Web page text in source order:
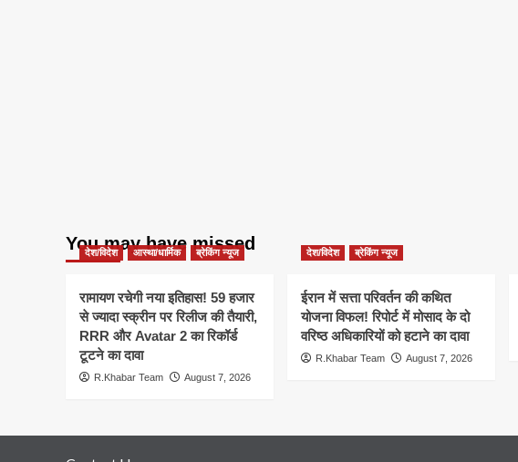
You may have missed
देश/विदेश आस्था/धार्मिक ब्रेकिंग न्यूज
रामायण रचेगी नया इतिहास! 59 हजार
से ज्यादा स्क्रीन पर रिलीज की तैयारी,
RRR और Avatar 2 का रिकॉर्ड
टूटने का दावा
R.Khabar Team August 7, 2026
देश/विदेश ब्रेकिंग न्यूज
ईरान में सत्ता परिवर्तन की कथित
योजना विफल! रिपोर्ट में मोसाद के दो
वरिष्ठ अधिकारियों को हटाने का दावा
R.Khabar Team August 7, 2026